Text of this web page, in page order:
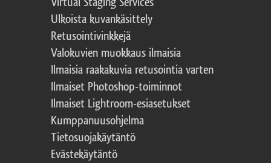
Virtual Staging Services
Ulkoista kuvankäsittely
Retusointivinkkejä
Valokuvien muokkaus ilmaisia
Ilmaisia raakakuvia retusointia varten
Ilmaiset Photoshop-toiminnot
Ilmaiset Lightroom-esiasetukset
Kumppanuusohjelma
Tietosuojakäytäntö
Evästekäytäntö